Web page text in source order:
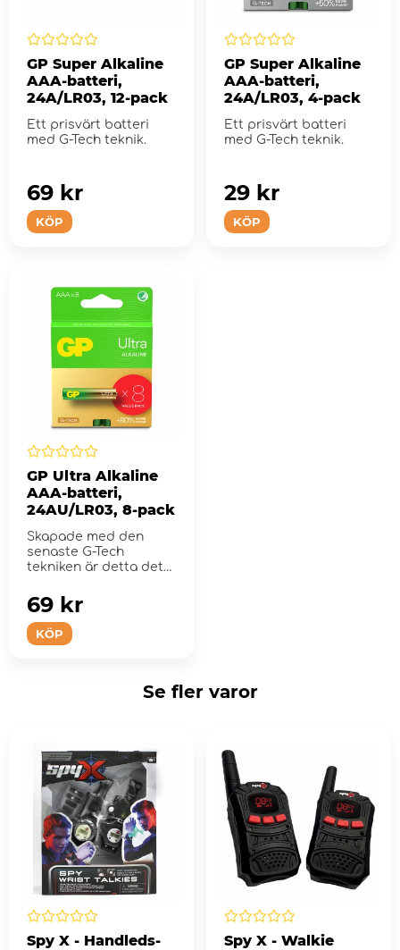
GP Super Alkaline
AAA-batteri,
24A/LR03, 12-pack
Ett prisvärt batteri
med G-Tech teknik.
KÖP
69 kr
GP Super Alkaline
AAA-batteri,
24A/LR03, 4-pack
Ett prisvärt batteri
med G-Tech teknik.
KÖP
29 kr
GP Ultra Alkaline
AAA-batteri,
24AU/LR03, 8-pack
Skapade med den
senaste G-Tech
tekniken är detta det
batteriet.
KÖP
69 kr
Se fler varor
Spy X - Handleds-
Spy X - Walkie